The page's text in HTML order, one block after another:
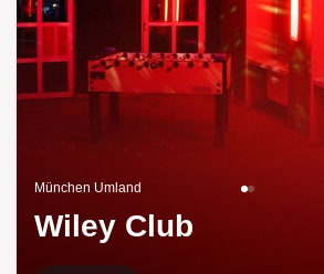
München Umland
Wiley Club